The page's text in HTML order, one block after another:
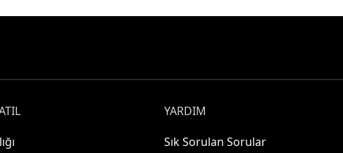
YARDIM
Sık Sorulan Sorular